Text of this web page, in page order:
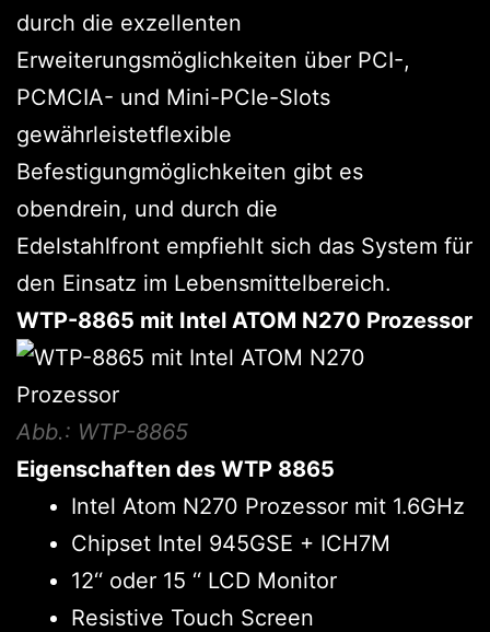
durch die exzellenten
Erweiterungsmöglichkeiten über PCI-,
PCMCIA- und Mini-PCIe-Slots
gewährleistetflexible
Befestigungmöglichkeiten gibt es
obendrein, und durch die
Edelstahlfront empfiehlt sich das System für
den Einsatz im Lebensmittelbereich.
WTP-8865 mit Intel ATOM N270 Prozessor
Abb.: WTP-8865
Eigenschaften des WTP 8865
Intel Atom N270 Prozessor mit 1.6GHz
Chipset Intel 945GSE + ICH7M
12‘‘ oder 15 ‘‘ LCD Monitor
Resistive Touch Screen